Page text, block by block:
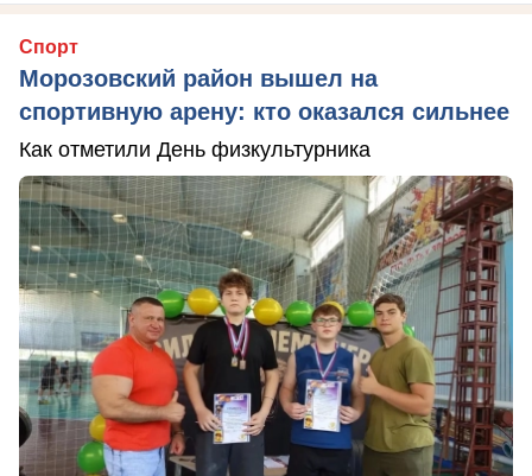
Спорт
Морозовский район вышел на
спортивную арену: кто оказался сильнее
Как отметили День физкультурника